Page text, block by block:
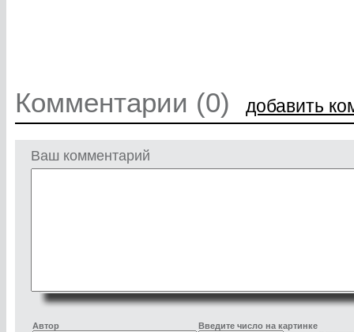
Комментарии (0) добавить
Ваш комментарий
Автор Введите число на картинке